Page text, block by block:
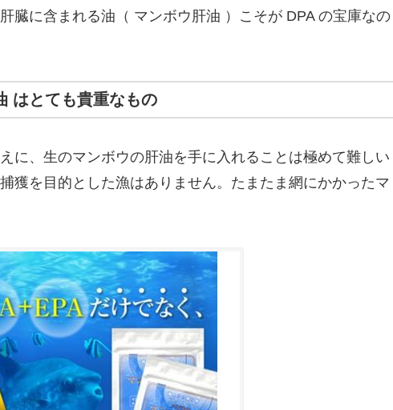
臓に含まれる油（ マンボウ肝油 ）こそが DPA の宝庫なの
はとても貴重なもの
に、生のマンボウの肝油を手に入れることは極めて難しい
獲を目的とした漁はありません。たまたま網にかかったマ